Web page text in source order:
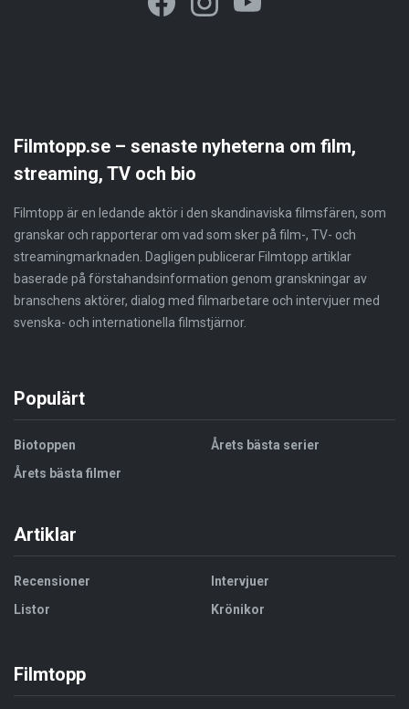
Filmtopp.se – senaste nyheterna om film,
streaming, TV och bio
Filmtopp är en ledande aktör i den skandinaviska filmsfären, som
granskar och rapporterar om vad som sker på film-, TV- och
streamingmarknaden. Dagligen publicerar Filmtopp artiklar
baserade på förstahandsinformation genom granskningar av
branschens aktörer, dialog med filmarbetare och intervjuer med
svenska- och internationella filmstjärnor.
Populärt
Biotoppen
Årets bästa filmer
Årets bästa serier
Artiklar
Recensioner
Listor
Intervjuer
Krönikor
Filmtopp